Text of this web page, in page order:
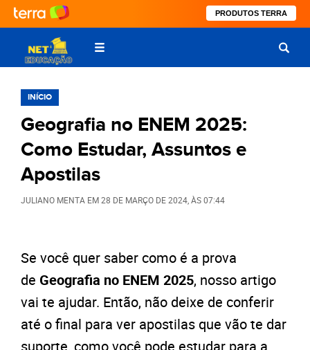
PRODUTOS TERRA
INÍCIO
Geografia no ENEM 2025:
Como Estudar, Assuntos e
Apostilas
JULIANO MENTA EM28 DE MARÇO DE 2024 , ÀS07:44
Se você quer saber como é a prova
de Geografia no ENEM 2025, nosso artigo
vai te ajudar. Então, não deixe de conferir
até o final para ver apostilas que vão te dar
suporte, como você pode estudar para a